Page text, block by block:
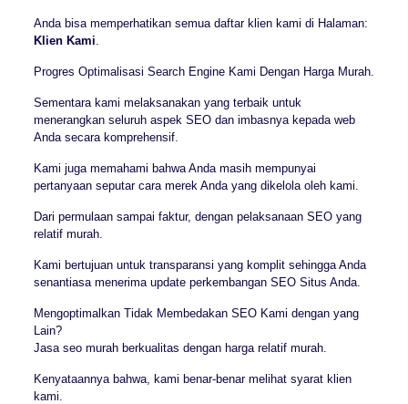
Anda bisa memperhatikan semua daftar klien kami di Halaman:
Klien Kami
Progres Optimalisasi Search Engine Kami Dengan Harga Murah.
Sementara kami melaksanakan yang terbaik untuk
menerangkan seluruh aspek SEO dan imbasnya kepada web
Anda secara komprehensif.
Kami juga memahami bahwa Anda masih mempunyai
pertanyaan seputar cara merek Anda yang dikelola oleh kami.
Dari permulaan sampai faktur, dengan pelaksanaan SEO yang
relatif murah.
Kami bertujuan untuk transparansi yang komplit sehingga Anda
senantiasa menerima update perkembangan SEO Situs Anda.
Mengoptimalkan Tidak Membedakan SEO Kami dengan yang
Lain?
Jasa seo murah berkualitas dengan harga relatif murah.
Kenyataannya bahwa, kami benar-benar melihat syarat klien
kami.